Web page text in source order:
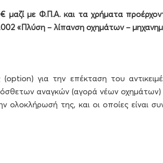
με Φ.Π.Α. και τα χρήματα
«Πλύση – λίπανση οχημάτων –
για την επέκταση του
αναγκών (αγορά νέων
της, και οι οποίες είναι